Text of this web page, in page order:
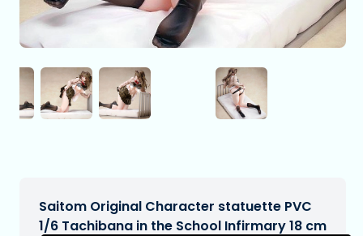
Saitom Original Character statuette PVC
1/6 Tachibana in the School Infirmary 18 cm